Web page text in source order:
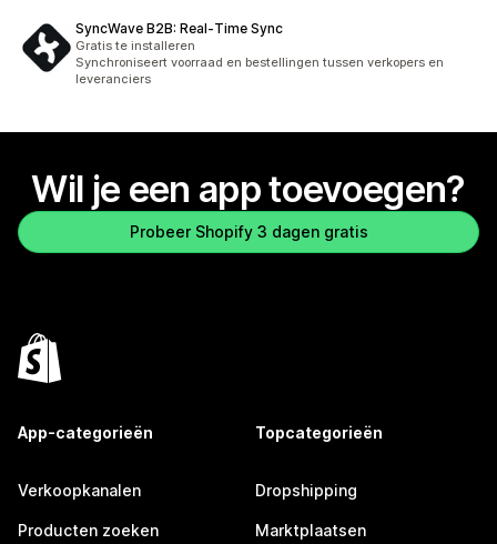
SyncWave B2B: Real‑Time Sync
Gratis te installeren
Synchroniseert voorraad en bestellingen tussen verkopers en
leveranciers
Wil je een app toevoegen?
Probeer Shopify 3 dagen gratis
App-categorieën
Verkoopkanalen
Producten zoeken
Topcategorieën
Dropshipping
Marktplaatsen